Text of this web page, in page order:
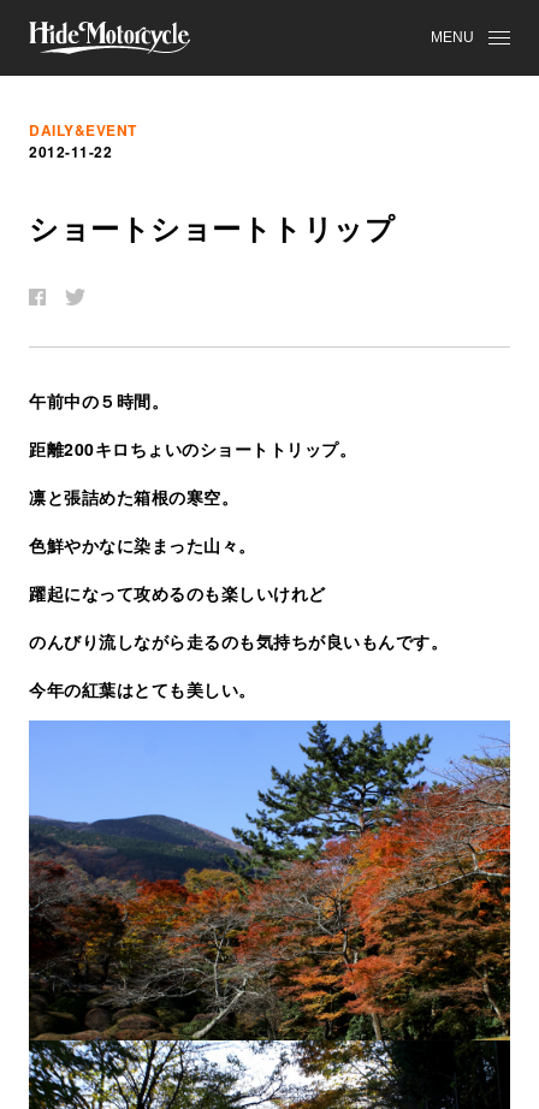
MENU
DAILY&EVENT
2012-11-22
シ ョ ー ト シ ョ ー ト ト リ ッ プ
午前中の５時間。
距離200キロちょいのショートトリップ。
凛と張詰めた箱根の寒空。
色鮮やかなに染まった山々。
躍起になって攻めるのも楽しいけれど
のんびり流しながら走るのも気持ちが良いもんです。
今年の紅葉はとても美しい。